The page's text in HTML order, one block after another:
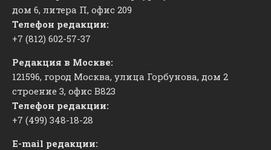
дом 6, литера П, офис 209
Телефон редакции:
+7 (812) 602-57-37
Редакция в Москве:
121596, город Москва, улица Горбунова, дом 2
строение 3, офис ​В823
Телефон редакции:
+7 (499) 348-18-28
E-mail редакции: